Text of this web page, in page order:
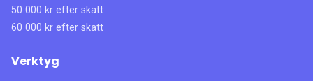
50 000 kr efter skatt
60 000 kr efter skatt
Verktyg